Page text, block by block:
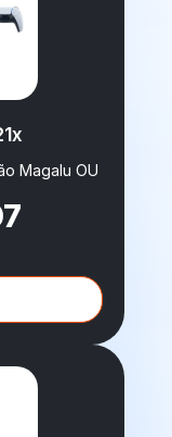
Magalu OU